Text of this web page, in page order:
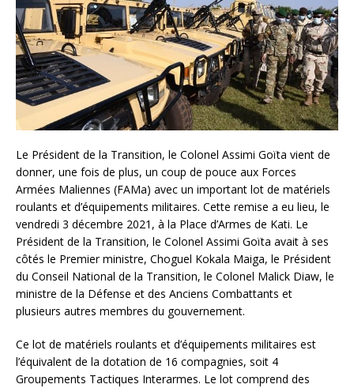
Le Président de la Transition, le Colonel Assimi Goïta vient de
donner, une fois de plus, un coup de pouce aux Forces
Armées Maliennes (FAMa) avec un important lot de matériels
roulants et d’équipements militaires. Cette remise a eu lieu, le
vendredi 3 décembre 2021, à la Place d’Armes de Kati. Le
Président de la Transition, le Colonel Assimi Goïta avait à ses
côtés le Premier ministre, Choguel Kokala Maiga, le Président
du Conseil National de la Transition, le Colonel Malick Diaw, le
ministre de la Défense et des Anciens Combattants et
plusieurs autres membres du gouvernement.
Ce lot de matériels roulants et d’équipements militaires est
l’équivalent de la dotation de 16 compagnies, soit 4
Groupements Tactiques Interarmes. Le lot comprend des